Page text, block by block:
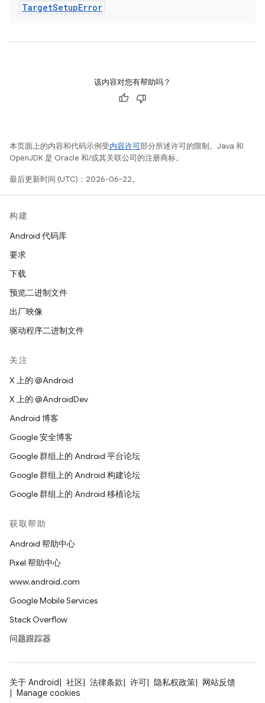
TargetSetupError
该内容对您有帮助吗？
本页面上的内容和代码示例受内容许可部分所述许可的限制。Java 和
OpenJDK 是 Oracle 和/或其关联公司的注册商标。
最后更新时间 (UTC)：2026-06-22。
构建
Android 代码库
要求
下载
预览二进制文件
出厂映像
驱动程序二进制文件
关注
X 上的 @Android
X 上的 @AndroidDev
Android 博客
Google 安全博客
Google 群组上的 Android 平台论坛
Google 群组上的 Android 构建论坛
Google 群组上的 Android 移植论坛
获取帮助
Android 帮助中心
Pixel 帮助中心
www.android.com
Google Mobile Services
Stack Overflow
问题跟踪器
关于 Android 社区 法律条款 许可 隐私权政策
网站反馈
Manage cookies